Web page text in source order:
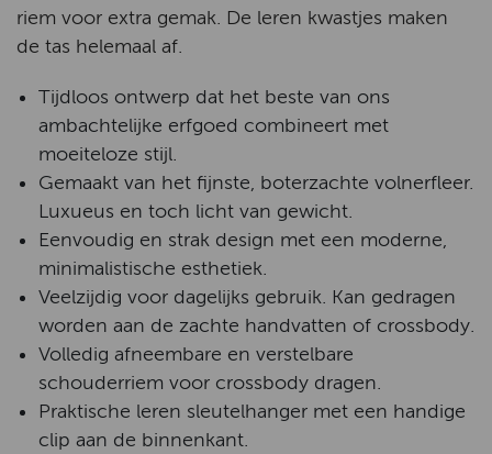
riem voor extra gemak. De leren kwastjes maken
de tas helemaal af.
Tijdloos ontwerp dat het beste van ons
ambachtelijke erfgoed combineert met
moeiteloze stijl.
Gemaakt van het fijnste, boterzachte volnerfleer.
Luxueus en toch licht van gewicht.
Eenvoudig en strak design met een moderne,
minimalistische esthetiek.
Veelzijdig voor dagelijks gebruik. Kan gedragen
worden aan de zachte handvatten of crossbody.
Volledig afneembare en verstelbare
schouderriem voor crossbody dragen.
Praktische leren sleutelhanger met een handige
clip aan de binnenkant.